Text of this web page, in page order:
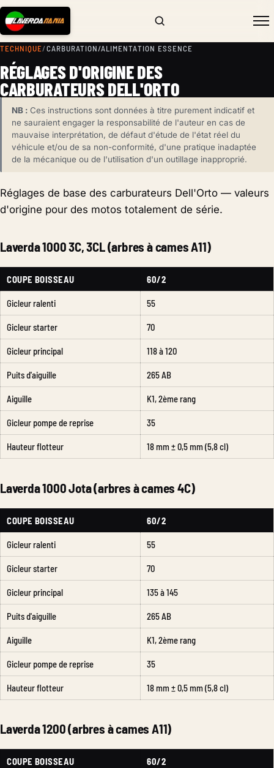
TECHNIQUE/CARBURATION/ALIMENTATION ESSENCE
RÉGLAGES D'ORIGINE DES
CARBURATEURS DELL'ORTO
NB : Ces instructions sont données à titre purement indicatif et
ne sauraient engager la responsabilité de l'auteur en cas de
mauvaise interprétation, de défaut d'étude de l'état réel du
véhicule et/ou de sa non-conformité, d'une pratique inadaptée
de la mécanique ou de l'utilisation d'un outillage inapproprié.
Réglages de base des carburateurs Dell'Orto — valeurs
d'origine pour des motos totalement de série.
Laverda 1000 3C, 3CL (arbres à cames A11)
COUPE BOISSEAU 60/2
Gicleur ralenti 55
Gicleur starter 70
Gicleur principal 118 à 120
Puits d'aiguille 265 AB
Aiguille K1, 2ème rang
Gicleur pompe de reprise 35
Hauteur flotteur 18 mm ± 0,5 mm (5,8 cl)
Laverda 1000 Jota (arbres à cames 4C)
COUPE BOISSEAU 60/2
Gicleur ralenti 55
Gicleur starter 70
Gicleur principal 135 à 145
Puits d'aiguille 265 AB
Aiguille K1, 2ème rang
Gicleur pompe de reprise 35
Hauteur flotteur 18 mm ± 0,5 mm (5,8 cl)
Laverda 1200 (arbres à cames A11)
COUPE BOISSEAU 60/2